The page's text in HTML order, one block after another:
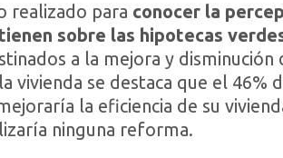
realizado para conocer la
sobre las hipotecas
a la mejora y disminución
vivienda se destaca que el 46%
la eficiencia de su
ninguna reforma.